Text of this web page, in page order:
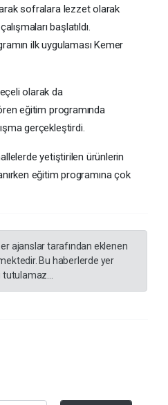
sofralara lezzet olarak
başlatıldı.
ilk uygulaması Kemer
olarak da
eğitim programında
gerçekleştirdi.
yetiştirilen ürünlerin
eğitim programına çok
ajanslar tarafından eklenen
Bu haberlerde yer